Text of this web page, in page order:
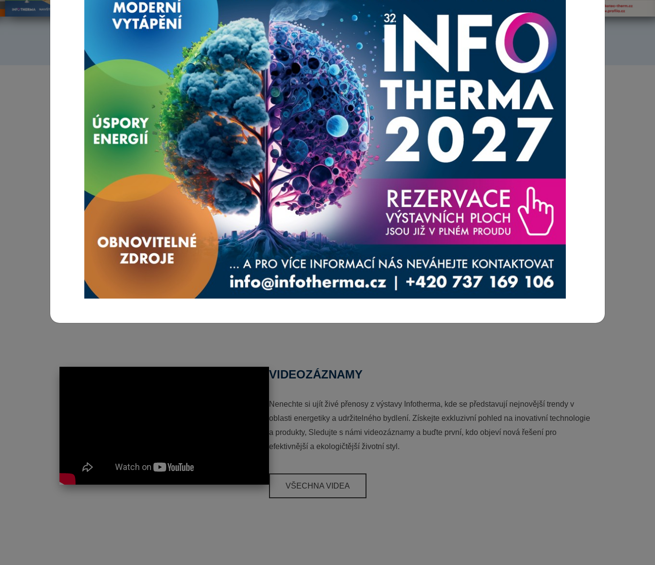
INFOTHERMA 2026
Mezinárodní výstavy, kongresy a další akce zaměřené na váš obor.
Hlavním posláním výstavy je prezentovat nejmodernější produkty, aktuality a služby, které
potencionálním zákazníkům dokáží snížit rostoucí náklady spojené s energiemi. Zároveň tato
výstava ukazuje směry, kterými se bude problematika energií a úspor v nejbližší době ubírat. Je
zřejmé, že bez inovací, chytrých řešení či změnách přístupu budou některé objekty dlouhodobě
ekonomicky neudržitelné nebo v nejlepším případě provozně extrémně nákladné.
REGISTRACE
VIDEOZÁZNAMY
Nenechte si ujít živé přenosy z výstavy Infotherma, kde se představují nejnovější trendy v
oblasti energetiky a udržitelného bydlení. Získejte exkluzivní pohled na inovativní technologie
a produkty, Sledujte s námi videozáznamy a buďte první, kdo objeví nová řešení pro
efektivnější a ekologičtější životní styl.
VŠECHNA VIDEA